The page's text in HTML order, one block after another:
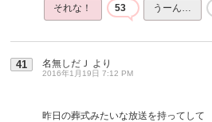
それな！ 53 うーん…
41 名無しだＪ より
2016年1月19日 7:12 PM
昨日の葬式みたいな放送を持ってして